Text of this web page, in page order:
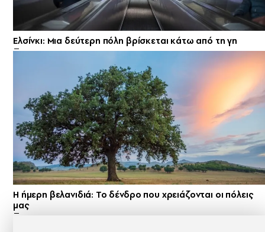
Ελσίνκι: Mια δεύτερη πόλη βρίσκεται κάτω από τη γη
Η ήμερη βελανιδιά: Το δένδρο που χρειάζονται οι πόλεις
μας